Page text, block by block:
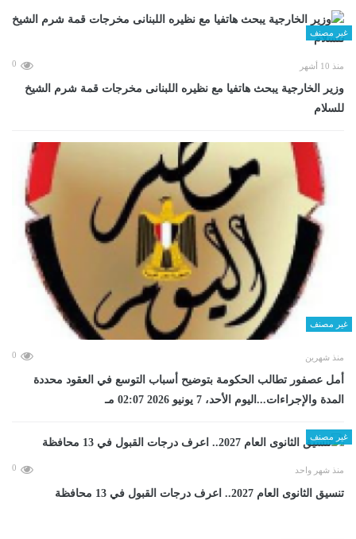
غير مصنف
منذ 10 أشهر 0
وزير الخارجية يبحث هاتفيا مع نظيره اللبنانى مخرجات قمة شرم الشيخ
للسلام
غير مصنف
منذ شهرين 0
أمل عصفور تطالب الحكومة بتوضيح أسباب التوسع في العقود محددة
المدة والإجراءات...اليوم الأحد، 7 يونيو 2026 02:07 مـ
غير مصنف
منذ شهر واحد 0
تنسيق الثانوى العام 2027.. اعرف درجات القبول في 13 محافظة